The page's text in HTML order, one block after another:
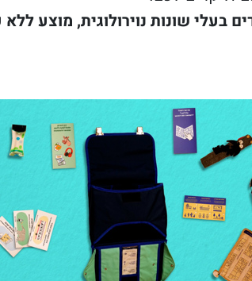
בעלי שונות נוירולוגית, מוצע